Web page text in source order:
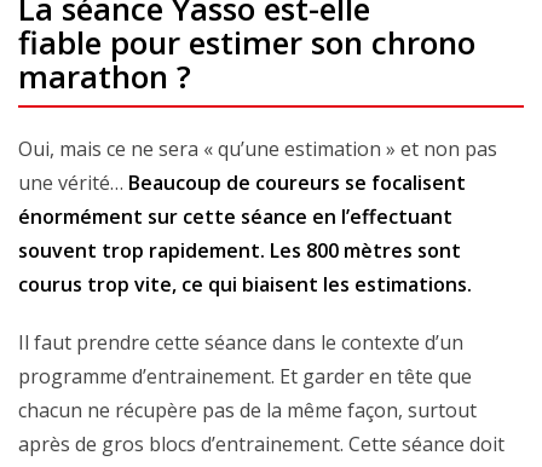
fiable pour estimer son chrono
marathon ?
Oui, mais ce ne sera « qu’une estimation » et non pas
une vérité… Beaucoup de coureurs se focalisent
énormément sur cette séance en l’effectuant
souvent trop rapidement. Les 800 mètres sont
courus trop vite, ce qui biaisent les estimations.
Il faut prendre cette séance dans le contexte d’un
programme d’entrainement. Et garder en tête que
chacun ne récupère pas de la même façon, surtout
après de gros blocs d’entrainement. Cette séance doit